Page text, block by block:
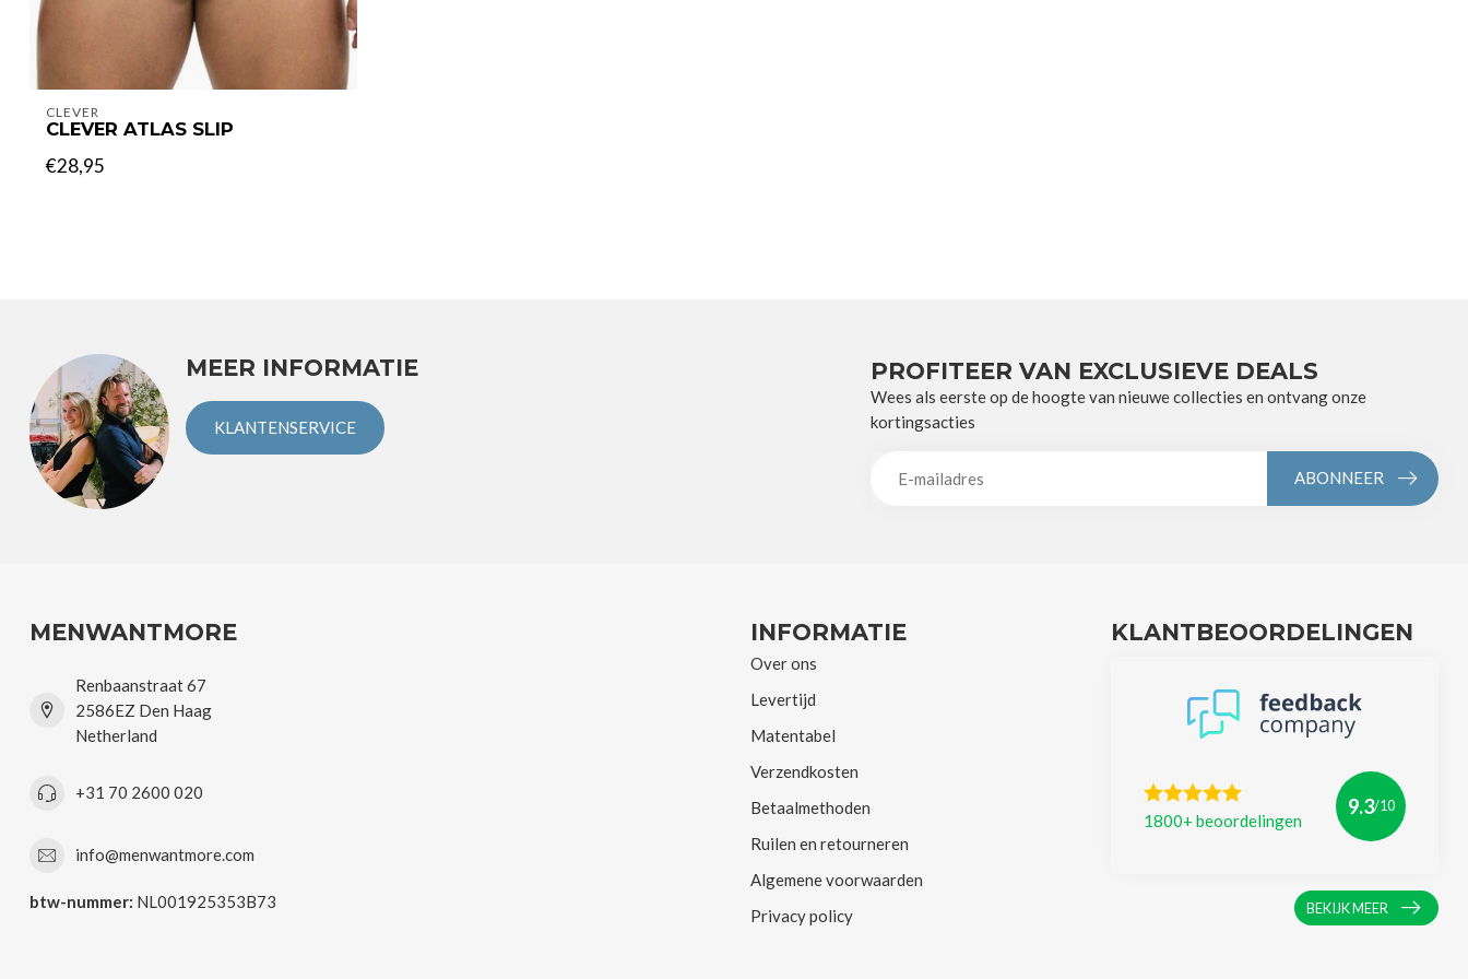
CLEVER
CLEVER ATLAS SLIP
€28,95
MEER INFORMATIE
KLANTENSERVICE
PROFITEER VAN EXCLUSIEVE DEALS
Wees als eerste op de hoogte van nieuwe collecties en ontvang onze
kortingsacties
ABONNEER
MENWANTMORE
Renbaanstraat 67
2586EZ Den Haag
Netherland
+31 70 2600 020
info@menwantmore.com
btw-nummer: NL001925353B73
INFORMATIE
Over ons
Levertijd
Matentabel
Verzendkosten
Betaalmethoden
Ruilen en retourneren
Algemene voorwaarden
Privacy policy
KLANTBEOORDELINGEN
1800+ beoordelingen
9.3/10
BEKIJK MEER